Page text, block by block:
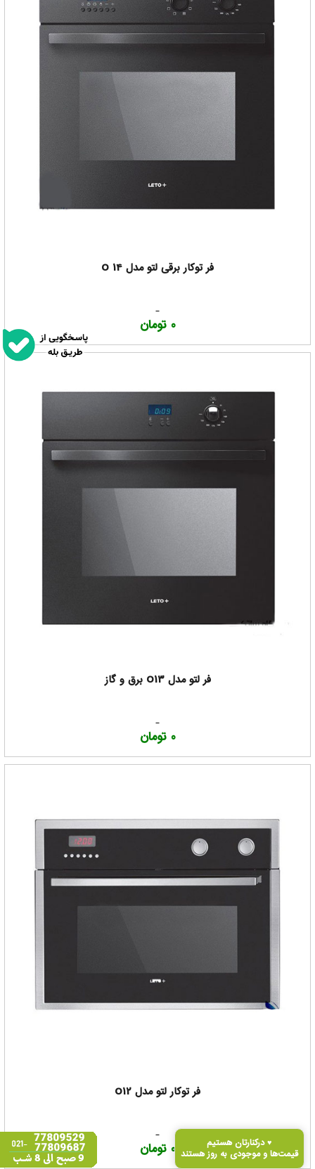
فر توکار برقی لتو مدل O 14
0 تومان
فر لتو مدل O13 برق و گاز
0 تومان
فر توکار لتو مدل O12
0 تومان
درکنارتان هستیم ♥
قیمت‌ها و موجودی به‌ روز هستند